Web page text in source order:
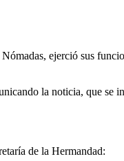
ejerció sus
la noticia, que se
de la Hermandad: